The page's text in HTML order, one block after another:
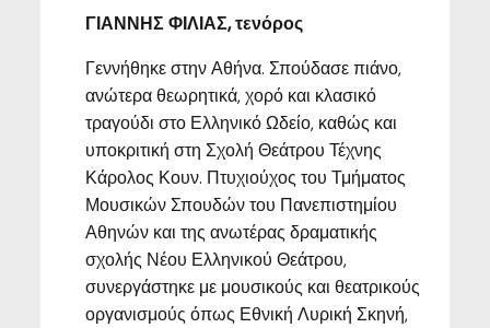
ΓΙΑΝΝΗΣ ΦΙΛΙΑΣ, τενόρος
Γεννήθηκε στην Αθήνα. Σπούδασε πιάνο,
ανώτερα θεωρητικά, χορό και κλασικό
τραγούδι στο Ελληνικό Ωδείο, καθώς και
υποκριτική στη Σχολή Θεάτρου Τέχνης
Κάρολος Κουν. Πτυχιούχος του Τμήματος
Μουσικών Σπουδών του Πανεπιστημίου
Αθηνών και της ανωτέρας δραματικής
σχολής Νέου Ελληνικού Θεάτρου,
συνεργάστηκε με μουσικούς και θεατρικούς
οργανισμούς όπως Εθνική Λυρική Σκηνή,